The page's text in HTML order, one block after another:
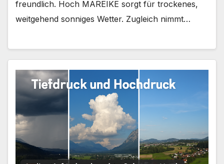
freundlich. Hoch MAREIKE sorgt für trockenes,
weitgehend sonniges Wetter. Zugleich nimmt…